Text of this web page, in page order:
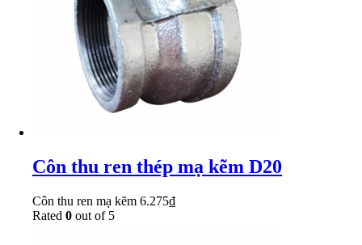
Côn thu ren thép mạ kẽm D20
Côn thu ren mạ kẽm 6.275₫
Rated 0 out of 5